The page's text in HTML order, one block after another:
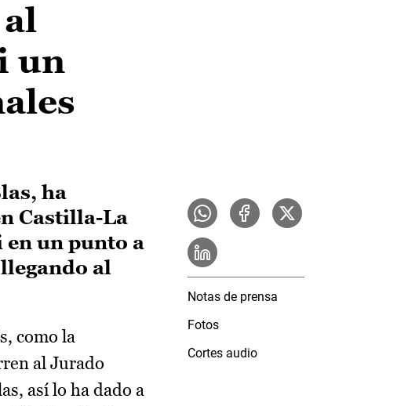
un
ha
Castilla-La
en un punto a
al
como la
al Jurado
así lo ha dado a
Notas de prensa
Fotos
Cortes audio